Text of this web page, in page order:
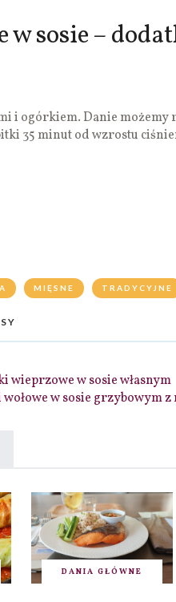
w sosie –
i ogórkiem. Danie
35 minut od wzrostu
MIĘSNE TRADYCYJNE
wieprzowe w sosie własnym
w sosie grzybowym
DANIA GŁÓWNE